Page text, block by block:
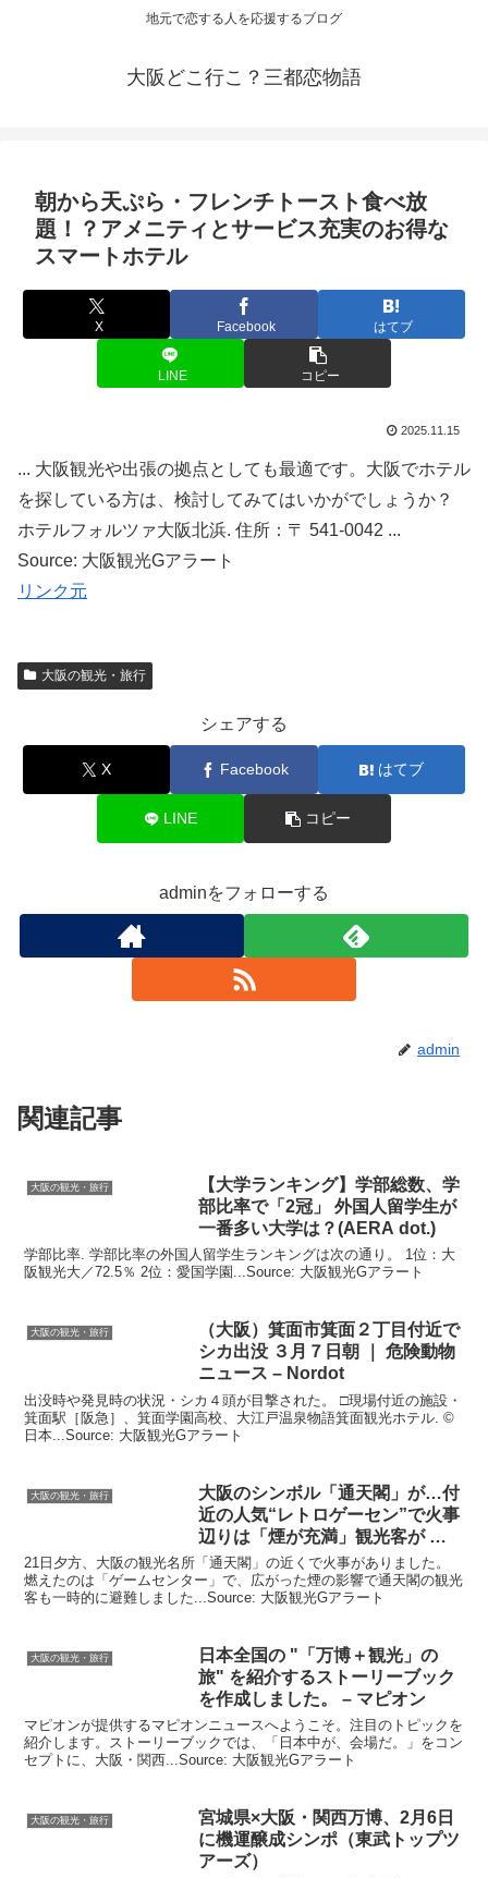
地元で恋する人を応援するブログ
大阪どこ行こ？三都恋物語
朝から天ぷら・フレンチトースト食べ放
題！？アメニティとサービス充実のお得な
スマートホテル
X Facebook はてブ
LINE コピー
2025.11.15
... 大阪観光や出張の拠点としても最適です。大阪でホテル
を探している方は、検討してみてはいかがでしょうか？
ホテルフォルツァ大阪北浜. 住所：〒 541-0042 ...
Source: 大阪観光Gアラート
リンク元
大阪の観光・旅行
シェアする
X Facebook はてブ
LINE コピー
adminをフォローする
admin
関連記事
大阪の観光・旅行
【大学ランキング】学部総数、学
部比率で「2冠」 外国人留学生が
一番多い大学は？(AERA dot.)
学部比率. 学部比率の外国人留学生ランキングは次の通り。 1位：大
阪観光大／72.5％ 2位：愛国学園...Source: 大阪観光Gアラート
大阪の観光・旅行 （大阪）箕面市箕面２丁目付近で
シカ出没 ３月７日朝 ｜ 危険動物
ニュース – Nordot
出没時や発見時の状況・シカ４頭が目撃された。 □現場付近の施設・
箕面駅［阪急］、箕面学園高校、大江戸温泉物語箕面観光ホテル. ©
日本...Source: 大阪観光Gアラート
大阪の観光・旅行 大阪のシンボル「通天閣」が…付
近の人気“レトロゲーセン”で火事
辺りは「煙が充満」観光客が …
21日夕方、大阪の観光名所「通天閣」の近くで火事がありました。
燃えたのは「ゲームセンター」で、広がった煙の影響で通天閣の観光
客も一時的に避難しました...Source: 大阪観光Gアラート
大阪の観光・旅行 日本全国の "「万博＋観光 」の
旅" を紹介するストーリーブック
を作成しました。 – マピオン
マピオンが提供するマピオンニュースへようこそ。注目のトピックを
紹介します。ストーリーブックでは、「日本中が、会場だ。」をコン
セプトに、大阪・関西...Source: 大阪観光Gアラート
大阪の観光・旅行 宮城県×大阪 ・関西万博、2月6日
に機運醸成シンポ（東武トップツ
アーズ）